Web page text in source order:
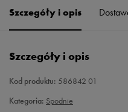
Szczegóły i opis
Szczegóły i opis
Kod produktu: 586842 01
Kategoria: Spodnie